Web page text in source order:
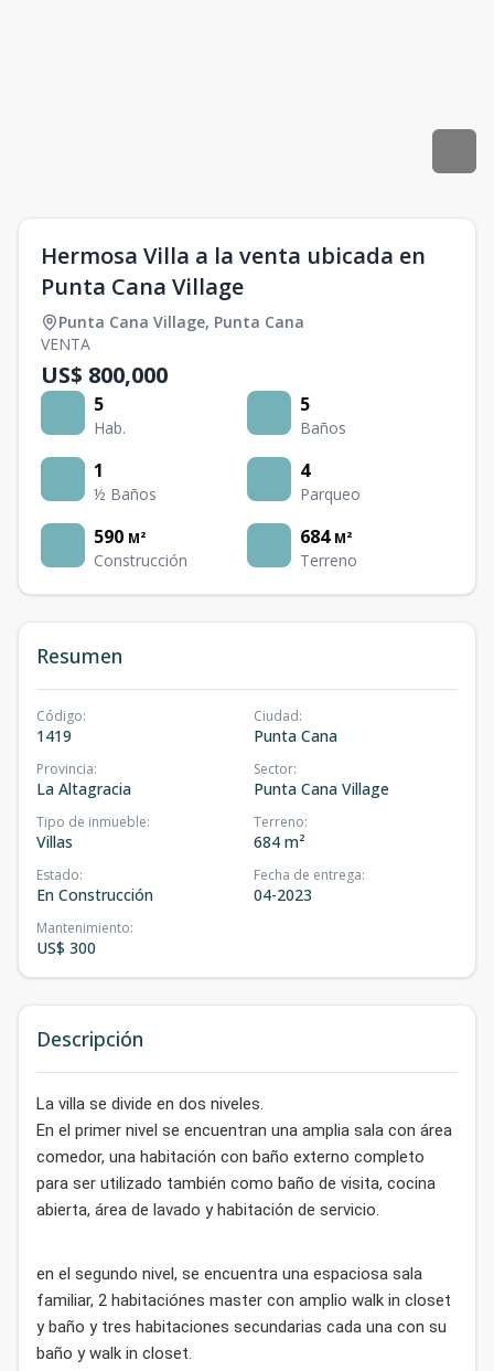
Hermosa Villa a la venta ubicada en
Punta Cana Village
Punta Cana Village, Punta Cana
VENTA
US$ 800,000
5
Hab.
5
Baños
1
½ Baños
4
Parqueo
590 M²
Construcción
684 M²
Terreno
Resumen
Código:
1419
Ciudad:
Punta Cana
Provincia:
La Altagracia
Sector:
Punta Cana Village
Tipo de inmueble:
Villas
Terreno:
684 m²
Estado:
En Construcción
Fecha de entrega:
04-2023
Mantenimiento:
US$ 300
Descripción
La villa se divide en dos niveles.
En el primer nivel se encuentran una amplia sala con área
comedor, una habitación con baño externo completo
para ser utilizado también como baño de visita, cocina
abierta, área de lavado y habitación de servicio.
en el segundo nivel, se encuentra una espaciosa sala
familiar, 2 habitaciónes master con amplio walk in closet
y baño y tres habitaciones secundarias cada una con su
baño y walk in closet.